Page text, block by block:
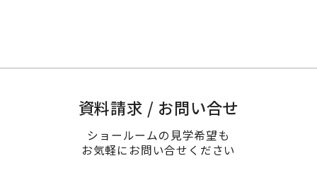
資料請求 / お問い合せ
ショールームの見学希望も
お気軽にお問い合せください